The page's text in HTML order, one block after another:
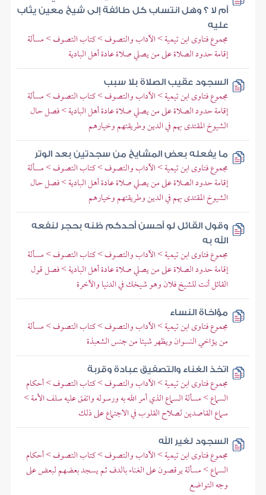
أم لا ؟ وهل انتساب كل طائفة إلى شيخ معين يثاب
عليه
مجموع فتاوى ابن تيمية > الآداب والتصوف > كتاب التصوف > مسألة
إقامة حدود الصلاة على من يصلي صلاة عادة أهل البادية
السجود عقيب الصلاة بلا سبب
مجموع فتاوى ابن تيمية > الآداب والتصوف > كتاب التصوف > مسألة
إقامة حدود الصلاة على من يصلي صلاة عادة أهل البادية > فصل حال
الشيوخ المقتدى بهم في الدين وطريقتهم وخيارهم
ما يفعله بعض المشايخ من سجدتين بعد الوتر
مجموع فتاوى ابن تيمية > الآداب والتصوف > كتاب التصوف > مسألة
إقامة حدود الصلاة على من يصلي صلاة عادة أهل البادية > فصل حال
الشيوخ المقتدى بهم في الدين وطريقتهم وخيارهم
وقول القائل لو أحسن أحدكم ظنه بحجر لنفعه
الله به
مجموع فتاوى ابن تيمية > الآداب والتصوف > كتاب التصوف > مسألة
إقامة حدود الصلاة على من يصلي صلاة عادة أهل البادية > فصل قول
القائل أنت للشيخ فلان وهو شيخك في الدنيا والآخرة
مؤاخاة النساء
مجموع فتاوى ابن تيمية > الآداب والتصوف > كتاب التصوف > مسألة
من يؤاخي النسوان ويظهر شيئا من جنس الشعبذة
اتخذ الغناء والتصفيق عبادة وقربة
مجموع فتاوى ابن تيمية > الآداب والتصوف > كتاب التصوف > أحكام
السماع > مسألة السماع الذي أمر الله به ورسوله واتفق عليه سلف الأمة >
سماع القاصدين لصلاح القلوب في الاجتماع على ذلك
السجود لغير الله
مجموع فتاوى ابن تيمية > الآداب والتصوف > كتاب التصوف > أحكام
السماع > مسألة يرقصون على الغناء بالدف ثم يسجد بعضهم لبعض على
وجه التواضع